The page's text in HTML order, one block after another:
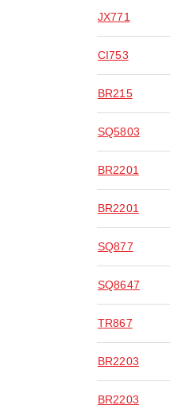
JX771
CI753
BR215
SQ5803
BR2201
BR2201
SQ877
SQ8647
TR867
BR2203
BR2203